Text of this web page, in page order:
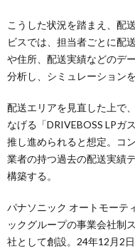
こうした状況を踏まえ、配
ビスでは、担当者ごとに配
や住所、配送実績などのデ
分析し、シミュレーション
配送エリアを見直した上で
なげる「DRIVEBOSS LPガ
推し進められると想定。コ
業者の持つ過去の配送実績
構築する。
パナソニック オートモーテ
ックグループの事業会社制
社として創設。24年12月2